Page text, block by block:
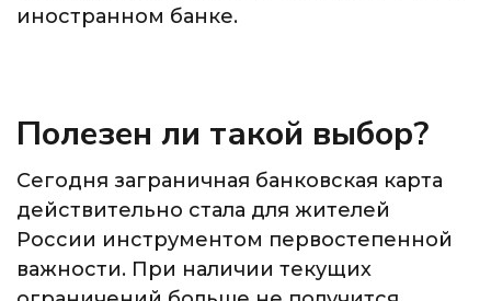
иностранном банке.
Полезен ли такой выбор?
Сегодня заграничная банковская карта
действительно стала для жителей
России инструментом первостепенной
важности. При наличии текущих